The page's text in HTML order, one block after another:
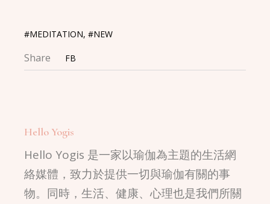
#MEDITATION,#NEW
Share FB
Hello Yogis
Hello Yogis 是一家以瑜伽為主題的生活網
絡媒體，致力於提供一切與瑜伽有關的事
物。同時，生活、健康、心理也是我們所關